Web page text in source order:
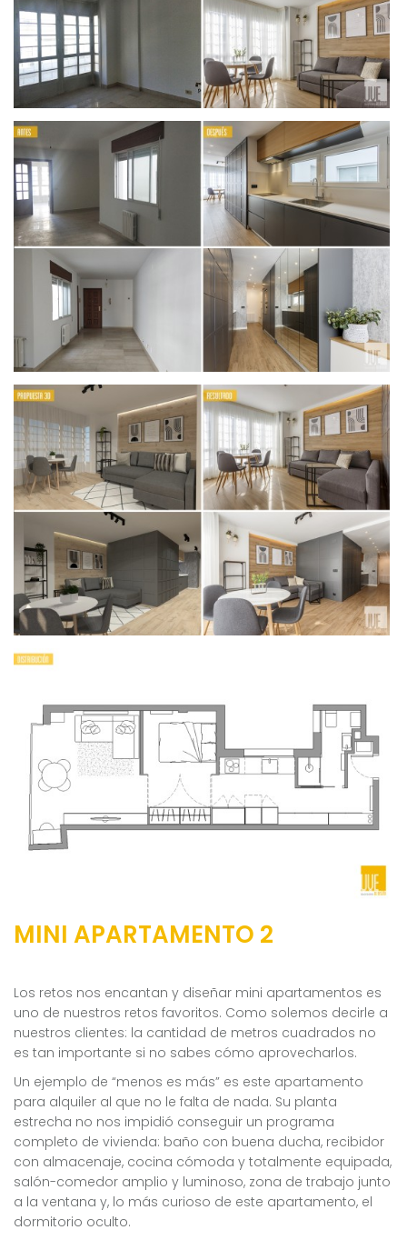
MINI APARTAMENTO 2
Los retos nos encantan y diseñar mini apartamentos es
uno de nuestros retos favoritos. Como solemos decirle a
nuestros clientes: la cantidad de metros cuadrados no
es tan importante si no sabes cómo aprovecharlos.
Un ejemplo de “menos es más” es este apartamento
para alquiler al que no le falta de nada. Su planta
estrecha no nos impidió conseguir un programa
completo de vivienda: baño con buena ducha, recibidor
con almacenaje, cocina cómoda y totalmente equipada,
salón-comedor amplio y luminoso, zona de trabajo junto
a la ventana y, lo más curioso de este apartamento, el
dormitorio oculto.